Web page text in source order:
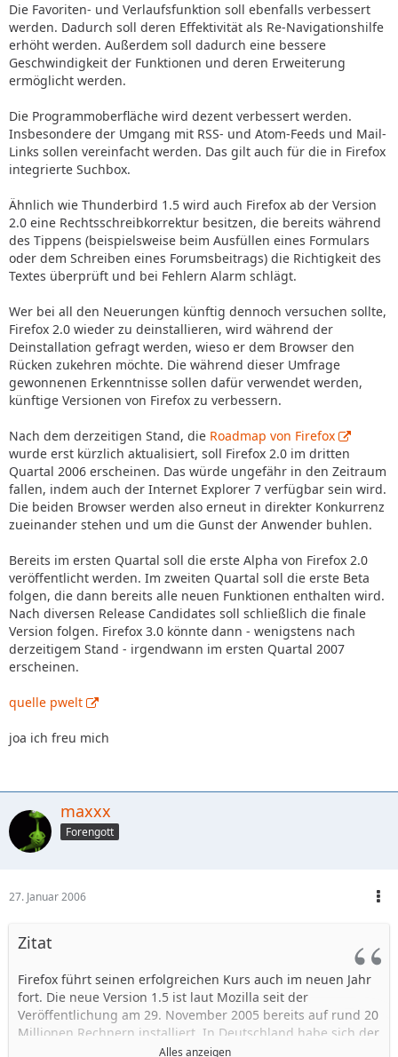
Die Favoriten- und Verlaufsfunktion soll ebenfalls verbessert
werden. Dadurch soll deren Effektivität als Re-Navigationshilfe
erhöht werden. Außerdem soll dadurch eine bessere
Geschwindigkeit der Funktionen und deren Erweiterung
ermöglicht werden.
Die Programmoberfläche wird dezent verbessert werden.
Insbesondere der Umgang mit RSS- und Atom-Feeds und Mail-
Links sollen vereinfacht werden. Das gilt auch für die in Firefox
integrierte Suchbox.
Ähnlich wie Thunderbird 1.5 wird auch Firefox ab der Version
2.0 eine Rechtsschreibkorrektur besitzen, die bereits während
des Tippens (beispielsweise beim Ausfüllen eines Formulars
oder dem Schreiben eines Forumsbeitrags) die Richtigkeit des
Textes überprüft und bei Fehlern Alarm schlägt.
Wer bei all den Neuerungen künftig dennoch versuchen sollte,
Firefox 2.0 wieder zu deinstallieren, wird während der
Deinstallation gefragt werden, wieso er dem Browser den
Rücken zukehren möchte. Die während dieser Umfrage
gewonnenen Erkenntnisse sollen dafür verwendet werden,
künftige Versionen von Firefox zu verbessern.
Nach dem derzeitigen Stand, die Roadmap von Firefox
wurde erst kürzlich aktualisiert, soll Firefox 2.0 im dritten
Quartal 2006 erscheinen. Das würde ungefähr in den Zeitraum
fallen, indem auch der Internet Explorer 7 verfügbar sein wird.
Die beiden Browser werden also erneut in direkter Konkurrenz
zueinander stehen und um die Gunst der Anwender buhlen.
Bereits im ersten Quartal soll die erste Alpha von Firefox 2.0
veröffentlicht werden. Im zweiten Quartal soll die erste Beta
folgen, die dann bereits alle neuen Funktionen enthalten wird.
Nach diversen Release Candidates soll schließlich die finale
Version folgen. Firefox 3.0 könnte dann - wenigstens nach
derzeitigem Stand - irgendwann im ersten Quartal 2007
erscheinen.
quelle pwelt
joa ich freu mich
maxxx
Forengott
27. Januar 2006
Zitat
Firefox führt seinen erfolgreichen Kurs auch im neuen Jahr
fort. Die neue Version 1.5 ist laut Mozilla seit der
Veröffentlichung am 29. November 2005 bereits auf rund 20
Millionen Rechnern installiert. In Deutschland habe sich der
Marktanteil auf 30,3 Prozent gesteigert.
Alles anzeigen